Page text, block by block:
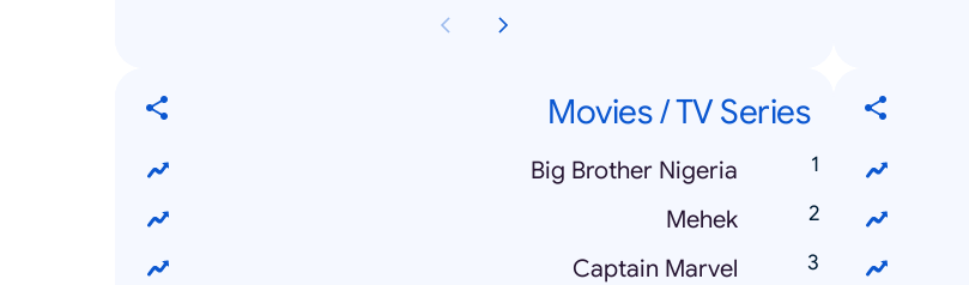
Movies / TV Series
Big Brother Nigeria
Mehek
Captain Marvel